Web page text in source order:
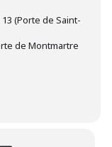
(Porte de Saint-
de Montmartre